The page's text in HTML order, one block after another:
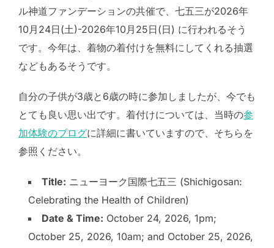
ル神道ファンデーションの共催で、七五三が2026年
10月24日(土)-2026年10月25日(日) に行われるそう
です。今年は、着物の着付けを無料にしてくれる抽選
などもあるそうです。
自分の子供が3歳と6歳の時に参加しましたが、今でも
とても良い思い出です。着付けについては、当時の参
加体験のブログに詳細に書いていますので、そちらを
参照ください。
Title: ニューヨーク国際七五三 (Shichigosan:
Celebrating the Health of Children)
Date & Time: October 24, 2026, 1pm;
October 25, 2026, 10am; and October 25, 2026,